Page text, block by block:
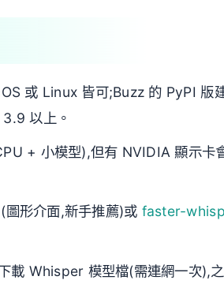
或 Linux 皆可;Buzz 的 PyPI 版
以上。
+ 小模型),但有 NVIDIA 顯示卡
(圖形介面,新手推薦)或 faster-
載 Whisper 模型檔(需連網一次),